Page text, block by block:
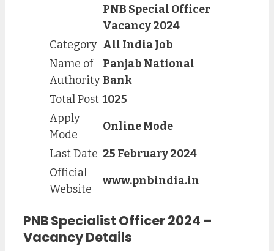
PNB Special Officer
Vacancy 2024
Category All India Job
Name of
Authority
Panjab National
Bank
Total Post 1025
Apply
Mode
Online Mode
Last Date 25 February 2024
Official
Website
www.pnbindia.in
PNB Specialist Officer 2024 –
Vacancy Details